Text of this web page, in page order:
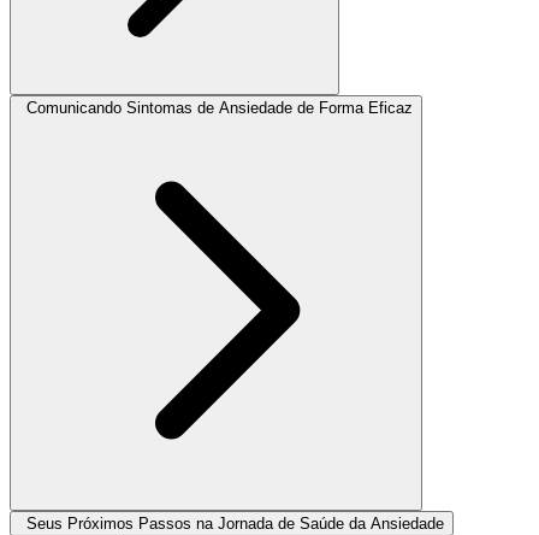
Comunicando Sintomas de Ansiedade de Forma Eficaz
Seus Próximos Passos na Jornada de Saúde da Ansiedade